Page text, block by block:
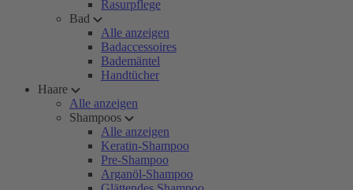
Rasurpflege
Bad
Alle anzeigen
Badaccessoires
Bademäntel
Handtücher
Haare
Alle anzeigen
Shampoos
Alle anzeigen
Keratin-Shampoo
Pre-Shampoo
Arganöl-Shampoo